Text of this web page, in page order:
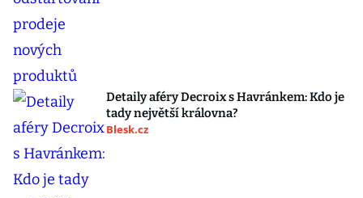
Detaily aféry Decroix s Havránkem: Kdo je
tady největší královna?
Blesk.cz